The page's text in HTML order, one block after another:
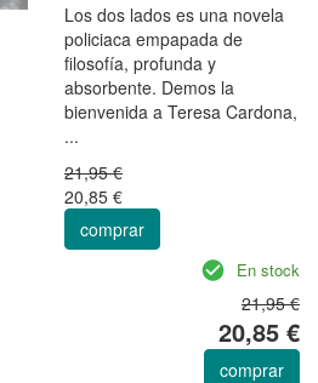
Los dos lados es una novela
policiaca empapada de
filosofía, profunda y
absorbente. Demos la
bienvenida a Teresa Cardona,
...
21,95 €
20,85 €
comprar
En stock
21,95 €
20,85 €
comprar